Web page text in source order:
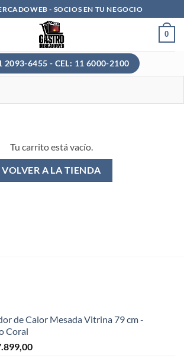
- SOCIOS EN TU NEGOCIO
0
2093-6455 - CEL: 11 6000-2100
Tu carrito está vacío.
VOLVER A LA TIENDA
de Calor Mesada Vitrina 79 cm -
Coral